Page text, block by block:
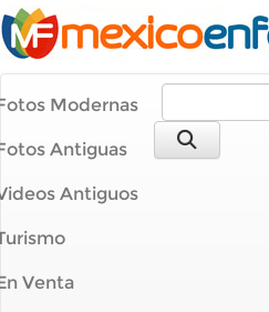
Modernas
Antiguas
Antiguos
Venta